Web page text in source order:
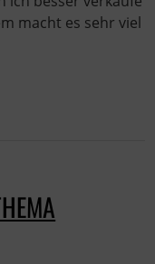
macht es sehr viel